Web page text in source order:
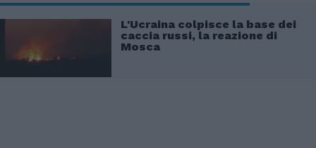
L'Ucraina colpisce la base dei
caccia russi, la reazione di
Mosca